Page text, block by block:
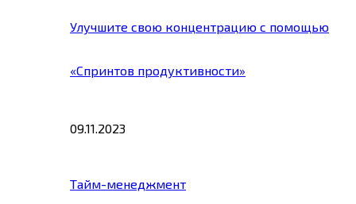
Улучшите свою концентрацию с помощью
«Спринтов продуктивности»
09.11.2023
Тайм-менеджмент